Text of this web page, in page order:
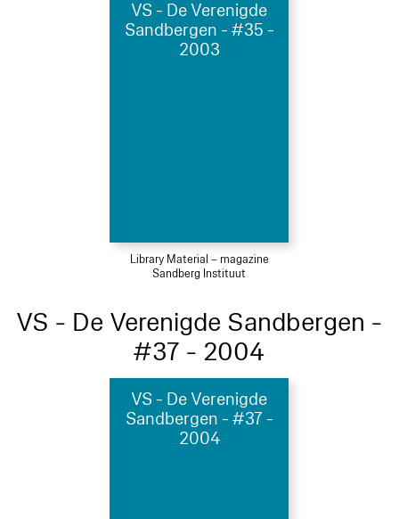
VS - De Verenigde
Sandbergen - #35 -
2003
Library Material – magazine
Sandberg Instituut
VS - De Verenigde Sandbergen -
#37 - 2004
VS - De Verenigde
Sandbergen - #37 -
2004